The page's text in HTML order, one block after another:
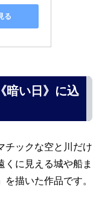
る
暗い日》に込
チックな空と川だけ
くに見える城や船ま
描いた作品です。